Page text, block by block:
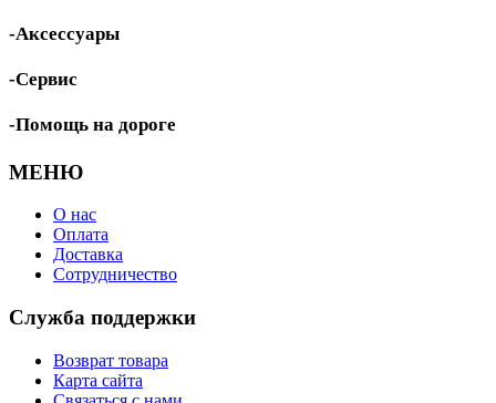
-Аксессуары
-Сервис
-Помощь на дороге
МЕНЮ
О нас
Оплата
Доставка
Сотрудничество
Служба поддержки
Возврат товара
Карта сайта